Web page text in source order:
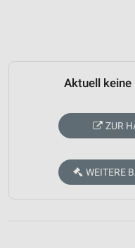
Aktuell
ZUR
WEITERE